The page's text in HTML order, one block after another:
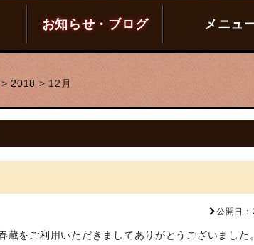
お知らせ・ブログ メニュ
>2018 > 12月
公開日
蔵をご利用いただきましてありがとうございました